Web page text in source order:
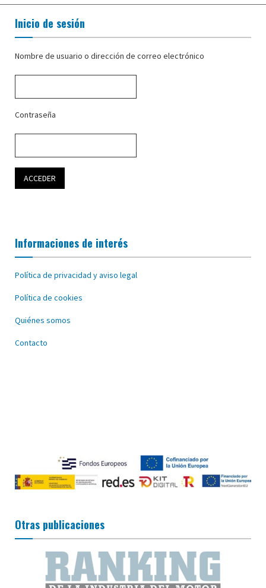
Inicio de sesión
Nombre de usuario o dirección de correo electrónico
Contraseña
Informaciones de interés
Política de privacidad y aviso legal
Política de cookies
Quiénes somos
Contacto
Otras publicaciones